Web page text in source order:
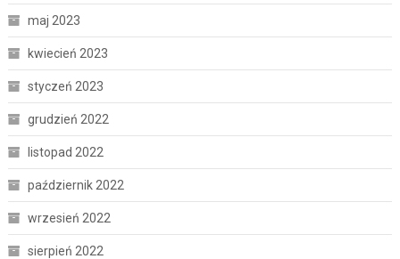
maj 2023
kwiecień 2023
styczeń 2023
grudzień 2022
listopad 2022
październik 2022
wrzesień 2022
sierpień 2022